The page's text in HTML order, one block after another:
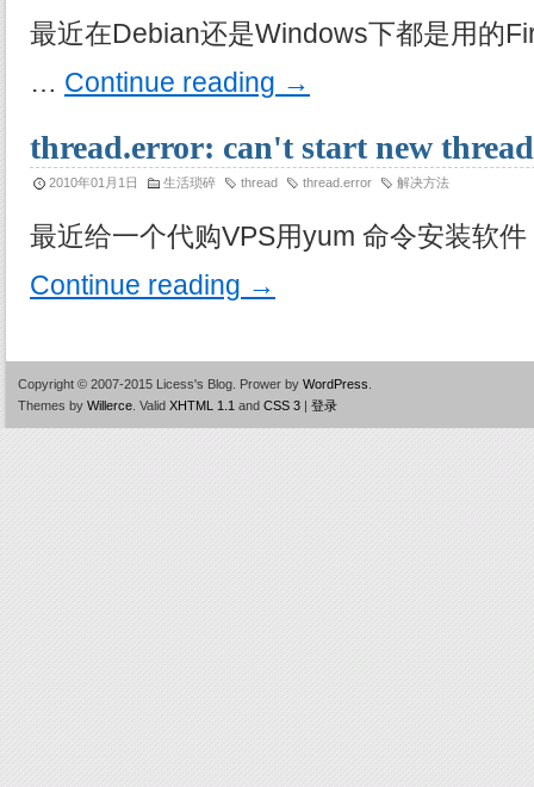
最近在Debian还是Windows下都是用的
… Continue reading →
thread.error: can't start new
2010年01月1日 生活琐碎 thread thread.error 解决方法
最近给一个代购VPS用yum 命令安装软
Continue reading →
Copyright © 2007-2015 Licess's Blog. Prower by WordPress
Themes by Willerce Valid XHTML 1.1 and CSS 3 | 登录